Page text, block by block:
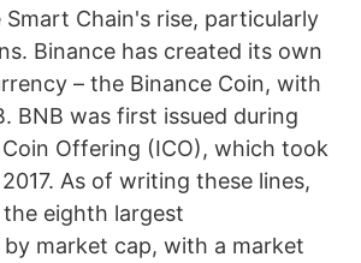
Chain's rise, particularly
Binance has created its own
– the Binance Coin, with
BNB was first issued during
Coin Offering (ICO), which took
As of writing these lines,
eighth largest
market cap, with a market